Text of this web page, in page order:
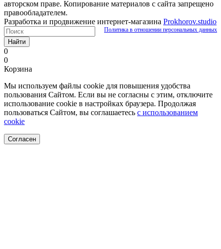
авторском праве. Копирование материалов с сайта запрещено
правообладателем.
Разработка и продвижение интернет-магазина Prokhorov.studio
Политика в отношении персональных данных
Найти
0
0
Корзина
Мы используем файлы cookie для повышения удобства
пользования Сайтом. Если вы не согласны с этим, отключите
использование cookie в настройках браузера. Продолжая
пользоваться Сайтом, вы соглашаетесь с использованием
cookie
Согласен